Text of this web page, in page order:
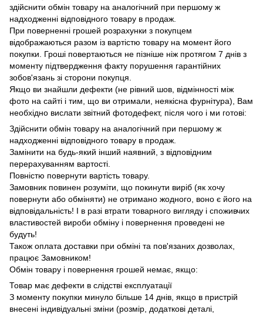
здійснити обмін товару на аналогічний при першому ж
надходженні відповідного товару в продаж.
При поверненні грошей розрахунки з покупцем
відображаються разом із вартістю товару на момент його
покупки. Гроші повертаються не пізніше ніж протягом 7 днів з
моменту підтвердження факту порушення гарантійних
зобов'язань зі сторони покупця.
Якщо ви знайшли дефекти (не рівний шов, відмінності між
фото на сайті і тим, що ви отримали, неякісна фурнітура), Вам
необхідно вислати звітний фотодефект, після чого і ми готові:
Здійснити обмін товару на аналогічний при першому ж
надходженні відповідного товару в продаж.
Замінити на будь-який інший наявний, з відповідним
перерахуванням вартості.
Повністю повернути вартість товару.
Замовник повинен розуміти, що покинути виріб (як хочу
повернути або обміняти) не отримано жодного, воно є його на
відповідальність! І в разі втрати товарного вигляду і споживчих
властивостей вироби обміну і повернення проведені не
будуть!
Також оплата доставки при обміні та пов'язаних дозволах,
працює Замовником!
Обмін товару і повернення грошей немає, якщо:
Товар має дефекти в слідстві експлуатації
З моменту покупки минуло більше 14 днів , якщо в пристрій
внесені індивідуальні зміни (розмір, додаткові деталі,